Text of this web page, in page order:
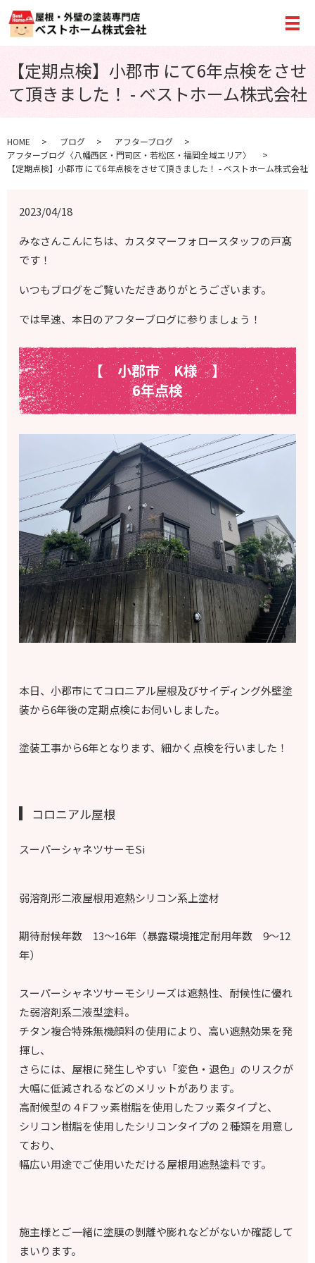
メ
【定期点検】小郡市 にて6年点検をさせ
て頂きました！ - ベストホーム株式会社
HOME ブログ
アフターブログ
アフターブログ〈八幡西区・門司区・若松区・福岡全域エリア〉
【定期点検】小郡市 にて6年点検をさせて頂きました！ - ベストホーム株式会社
2023/04/18
みなさんこんにちは、カスタマーフォロースタッフの戸髙
です！
いつもブログをご覧いただきありがとうございます。
では早速、本日のアフターブログに参りましょう！
【 小郡市K様】
6年点検
本日、小郡市にてコロニアル屋根及びサイディング外壁塗
装から6年後の定期点検にお伺いしました。
塗装工事から6年となります、細かく点検を行いました！
コロニアル屋根
スーパーシャネツサーモSi
弱溶剤形二液屋根用遮熱シリコン系上塗材
期待耐候年数 13～16年（暴露環境推定耐用年数 9～12
年）
スーパーシャネツサーモシリーズは遮熱性、耐候性に優れ
た弱溶剤系二液型塗料。
チタン複合特殊無機顔料の使用により、高い遮熱効果を発
揮し、
さらには、屋根に発生しやすい「変色・退色」のリスクが
大幅に低減されるなどのメリットがあります。
高耐候型の４Fフッ素樹脂を使用したフッ素タイプと、
シリコン樹脂を使用したシリコンタイプの２種類を用意し
ており、
幅広い用途でご使用いただける屋根用遮熱塗料です。
施主様とご一緒に塗膜の剝離や膨れなどがないか確認して
まいります。